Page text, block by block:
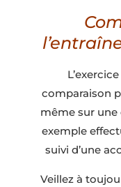
comparaison
même sur
exemple
suivi d’une
Veillez à